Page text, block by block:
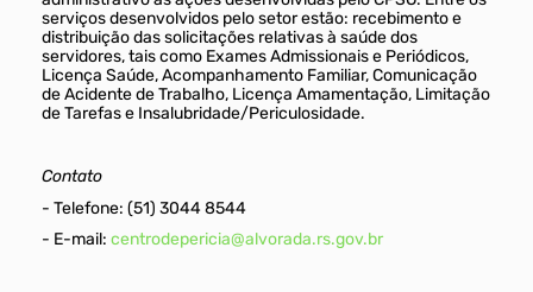
serviços desenvolvidos pelo setor estão: recebimento e
distribuição das solicitações relativas à saúde dos
servidores, tais como Exames Admissionais e Periódicos,
Licença Saúde, Acompanhamento Familiar, Comunicação
de Acidente de Trabalho, Licença Amamentação, Limitação
de Tarefas e Insalubridade/Periculosidade.
Contato
- Telefone: (51) 3044 8544
- E-mail: centrodepericia@alvorada.rs.gov.br